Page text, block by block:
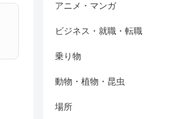
アニメ・マンガ
ビジネス・就職・転職
乗り物
動物・植物・昆虫
場所